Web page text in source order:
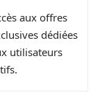
aux offres
dédiées
utilisateurs